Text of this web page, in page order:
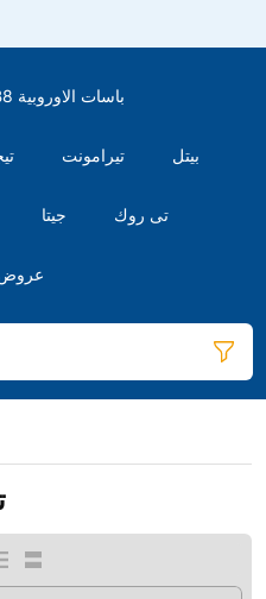
B8 باسات الاوروبية
تيرامونت بيتل
جيتا تى روك
عروض